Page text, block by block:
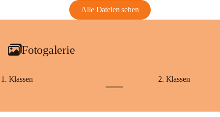
Alle Dateien sehen
Fotogalerie
1. Klassen 2. Klassen